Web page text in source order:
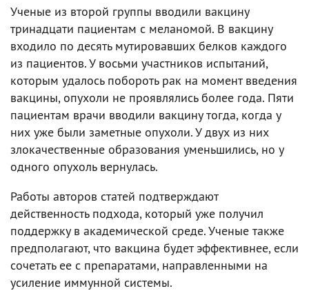
Ученые из второй группы вводили вакцину
тринадцати пациентам с меланомой. В вакцину
входило по десять мутировавших белков каждого
из пациентов. У восьми участников испытаний,
которым удалось побороть рак на момент введения
вакцины, опухоли не проявлялись более года. Пяти
пациентам врачи вводили вакцину тогда, когда у
них уже были заметные опухоли. У двух из них
злокачественные образования уменьшились, но у
одного опухоль вернулась.
Работы авторов статей подтверждают
действенность подхода, который уже получил
поддержку в академической среде. Ученые также
предполагают, что вакцина будет эффективнее, если
сочетать ее с препаратами, направленными на
усиление иммунной системы.